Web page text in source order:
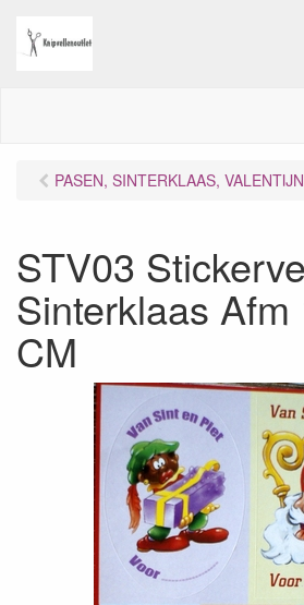
PASEN, SINTERKLAAS, VALENTIJN
STV03
Sinterklaas Afm
CM